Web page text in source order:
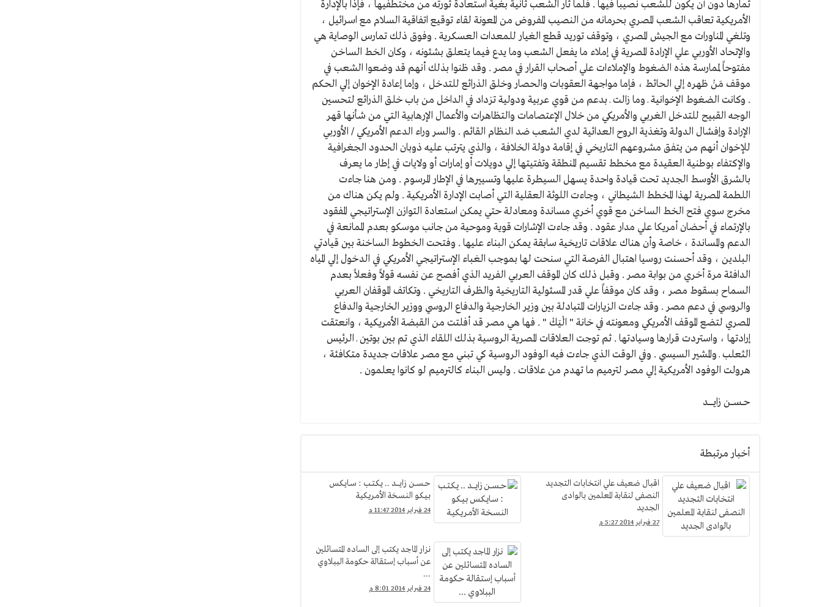
ثمارها دون أن يكون للشعب نصيباً فيها . فلما ثار الشعب ثانية بغية استعادة ثورته من مختطفيها ، فإذا بالإدارة
الأمريكية تعاقب الشعب المصري بحرمانه من النصيب المفروض من المعونة لقاء توقيع اتفاقية السلام مع اسرائيل ،
وتلغي المناورات مع الجيش المصري ، وتوقف توريد قطع الغيار للمعدات العسكرية . وفوق ذلك تمارس الوصاية هي
والإتحاد الأوربي علي الإرادة المصرية في إملاء ما يفعل الشعب وما يدع فيما يتعلق بشئونه ، وكان الخط الساخن
مفتوحاً لممارسة هذه الضغوط والإملاءات علي أصحاب القرار في مصر . وقد ظنوا بذلك أنهم قد وضعوا الشعب في
موقف مَنْ ظهره إلي الحائط ، فإما مواجهة العقوبات والحصار وخلق الذرائع للتدخل ، وإما إعادة الإخوان إلي الحكم
. وكانت الضغوط الإخوانية ـ وما زالت ـ بدعم من قوي عربية ودولية تزداد في الداخل من باب خلق الذرائع لتحسين
الوجه القبيح للتدخل الغربي والأمريكي من خلال الإعتصامات والتظاهرات والأعمال الإرهابية التي من شأنها قهر
الإرادة وإفشال الدولة وتغذية الروح العدائية لدي الشعب ضد النظام القائم . والسر وراء الدعم الأمريكي / الأوربي
للإخوان أنهم من يتفق مشروعهم التاريخي في إقامة دولة الخلافة ، والذي يترتب عليه ذوبان الحدود الجغرافية
والإكتفاء بوطنية العقيدة مع مخطط تقسيم المنطقة وتفتيتها إلي دويلات أو إمارات أو ولايات في إطار ما يعرف
بالشرق الأوسط الجديد تحت قيادة واحدة يسهل السيطرة عليها وتسييرها في الإطار المرسوم . ومن هنا جاءت
اللطمة المصرية لهذا المخطط الشيطاني ، وجاءت اللوثة العقلية التي أصابت الإدارة الأمريكية . ولم يكن هناك من
مخرج سوي فتح الخط الساخن مع قوي أخري مساندة ومعادلة حتي يمكن استعادة التوازن الإستراتيجي المفقود
بالإرتماء في أحضان أمريكا علي مدار عقود . وقد جاءت الإشارات قوية وموحية من جانب موسكو بعدم الممانعة في
الدعم والمساندة ، خاصة وأن هناك علاقات تاريخية سابقة يمكن البناء عليها . وفتحت الخطوط الساخنة بين قيادتي
البلدين ، وقد أحسنت روسيا اهتبال الفرصة التي سنحت لها بموجب الغباء الإستراتيجي الأمريكي في الدخول إلي المياه
الدافئة مرة أخري من بوابة مصر . وقبل ذلك كان الموقف العربي الفريد الذي أفصح عن نفسه قولاً وفعلاً بعدم
السماح بسقوط مصر ، وقد كان موقفاً علي قدر المسئولية التاريخية والظرف التاريخي . وتكاتف الموقفان العربي
والروسي في دعم مصر . وقد جاءت الزيارات المتبادلة بين وزير الخارجية والدفاع الروسي ووزير الخارجية والدفاع
المصري لتضع الموقف الأمريكي ومعونته في خانة " الْيَكْ " . فها هي مصر قد أفلتت من القبضة الأمريكية ، وانعتقت
إرادتها ، واستردت قرارها وسيادتها . ثم توجت العلاقات المصرية الروسية بذلك اللقاء الذي تم بين بوتين ـ الرئيس
الثعلب ـ والمشير السيسي . وفي الوقت الذي جاءت فيه الوفود الروسية كي تبني مع مصر علاقات جديدة متكافئة ،
هرولت الوفود الأمريكية إلي مصر لترميم ما تهدم من علاقات . وليس البناء كالترميم لو كانوا يعلمون .
حــســــن زايــــــــد
أخبار مرتبطة
اقبال ضعيف علي انتخابات التجديد
النصفى لنقابة المعلمين بالوادى
الجديد
27 فبراير 2014 5:27 م
حــســـن زايـــــد .. يـكـتــب : سـايـكـس
بـيـكـو النـسـخة الأمـريـكيـة
24 فبراير 2014 11:47 م
نزار الماجد يكتب إلى الساده المتسائلين
عن أسباب إستقالة حكومة الببلاوي
...
24 فبراير 2014 8:01 م